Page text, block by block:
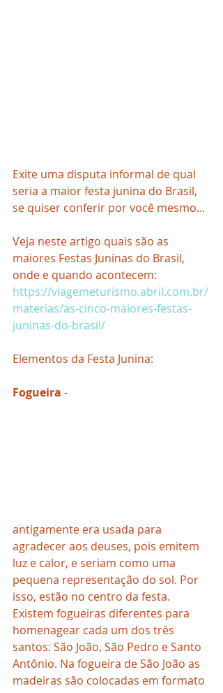
Exite uma disputa informal de qual
seria a maior festa junina do Brasil,
se quiser conferir por você mesmo...
Veja neste artigo quais são as
maiores Festas Juninas do Brasil,
onde e quando acontecem:
https://viagemeturismo.abril.com.br/
materias/as-cinco-maiores-festas-
juninas-do-brasil/
Elementos da Festa Junina:
Fogueira -
antigamente era usada para
agradecer aos deuses, pois emitem
luz e calor, e seriam como uma
pequena representação do sol. Por
isso, estão no centro da festa.
Existem fogueiras diferentes para
homenagear cada um dos três
santos: São João, São Pedro e Santo
Antônio. Na fogueira de São João as
madeiras são colocadas em formato